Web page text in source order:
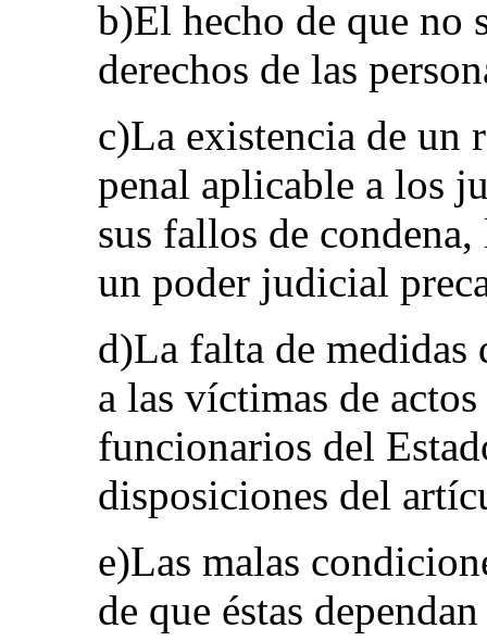
b)El hecho de que no
derechos de las
c)La existencia de un
penal aplicable a los
sus fallos de
un poder judicial
d)La falta de medidas
a las víctimas de
funcionarios del
disposiciones del
e)Las malas
de que éstas